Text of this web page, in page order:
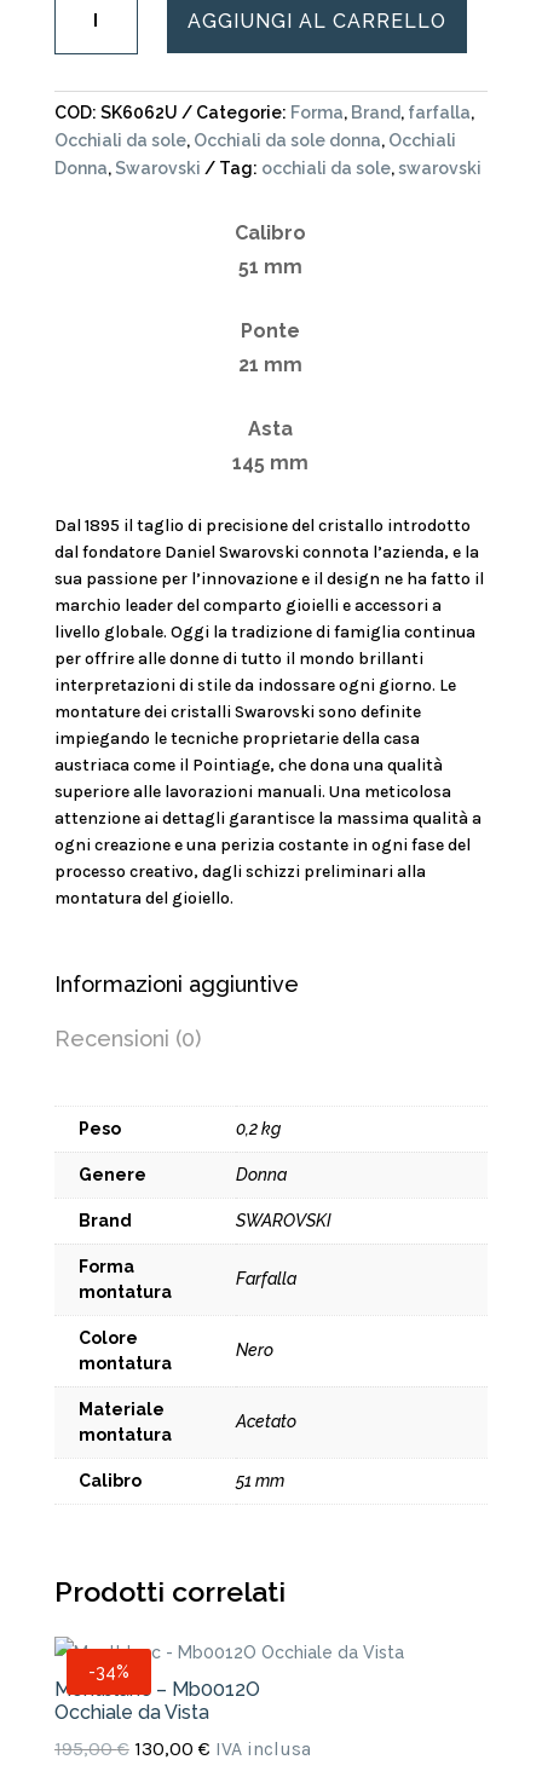
era:
230,00 €.
è:
170,00 €.
SK
-
occhiale
da
AGGIUNGI AL CARRELLO
COD: SK6062U Categorie: Forma, Brand, farfalla,
Occhiali da sole, Occhiali da sole donna, Occhiali
Donna,Swarovski Tag: occhiali da sole,swarovski
Calibro
51 mm
Ponte
21 mm
Asta
145 mm
Dal 1895 il taglio di precisione del cristallo introdotto
dal fondatore Daniel Swarovski connota l’azienda, e la
sua passione per l’innovazione e il design ne ha fatto il
marchio leader del comparto gioielli e accessori a
livello globale. Oggi la tradizione di famiglia continua
per offrire alle donne di tutto il mondo brillanti
interpretazioni di stile da indossare ogni giorno. Le
montature dei cristalli Swarovski sono definite
impiegando le tecniche proprietarie della casa
austriaca come il Pointiage, che dona una qualità
superiore alle lavorazioni manuali. Una meticolosa
attenzione ai dettagli garantisce la massima qualità a
ogni creazione e una perizia costante in ogni fase del
processo creativo, dagli schizzi preliminari alla
montatura del gioiello.
Informazioni aggiuntive
Recensioni (0)
Peso 0,2 kg
Genere Donna
Brand SWAROVSKI
Forma
montatura
Farfalla
Colore
montatura
Nero
Materiale
montatura
Acetato
Calibro 51 mm
Prodotti correlati
-34%
Montblanc – Mb0012O
Occhiale da Vista
195,00€ Il
130,00 €IlIVA inclusa